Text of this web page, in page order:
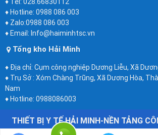
♦ Hotline: 0988 086 003
♦ Zalo:0988 086 003
♦ Email: Info@haiminhtsc.vn
Tổng kho Hải Minh
♦ Địa chỉ: Cụm công nghiệp Dương Liễu, Xã
♦ Trụ Sở : Xóm Chàng Trũng, Xã Dương Hòa,
Nam
♦ Hotline: 0988086003
THIẾT BỊ Y TẾ HẢI MINH-NỀN TẢNG
HOPITA